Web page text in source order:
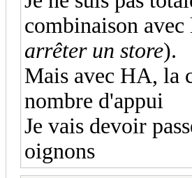
combinaison
arrêter un store).
Mais avec HA, la
nombre d'appui
Je vais devoir
oignons